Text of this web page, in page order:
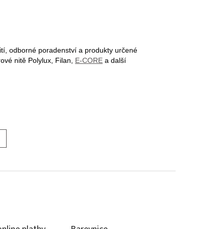
odborné poradenství a produkty určené
nitě Polylux, Filan, E-CORE a další